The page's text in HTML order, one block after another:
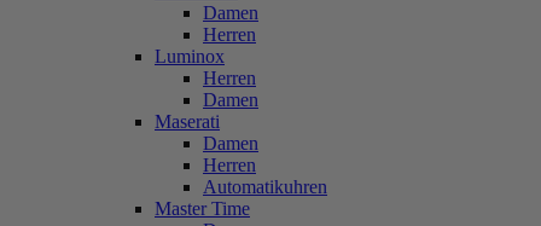
Damen
Herren
Luminox
Herren
Damen
Maserati
Damen
Herren
Automatikuhren
Master Time